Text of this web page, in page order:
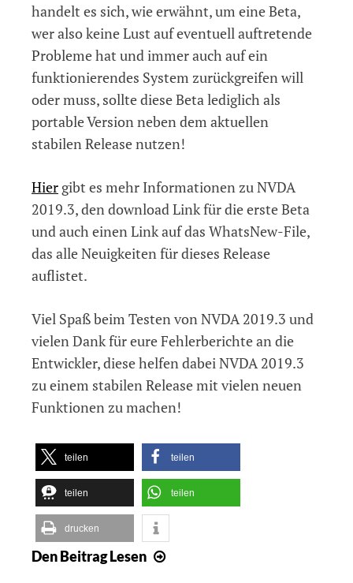
handelt es sich, wie erwähnt, um eine Beta,
wer also keine Lust auf eventuell auftretende
Probleme hat und immer auch auf ein
funktionierendes System zurückgreifen will
oder muss, sollte diese Beta lediglich als
portable Version neben dem aktuellen
stabilen Release nutzen!
Hier gibt es mehr Informationen zu NVDA
2019.3, den download Link für die erste Beta
und auch einen Link auf das WhatsNew-File,
das alle Neuigkeiten für dieses Release
auflistet.
Viel Spaß beim Testen von NVDA 2019.3 und
vielen Dank für eure Fehlerberichte an die
Entwickler, diese helfen dabei NVDA 2019.3
zu einem stabilen Release mit vielen neuen
Funktionen zu machen!
teilen teilen
teilen teilen
drucken
Den BeitragLesen